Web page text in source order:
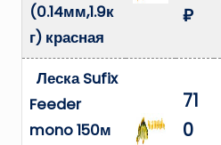
(0.14мм,1.9к
г) красная
₽
Леска Sufix
Feeder
mono 150м
71
0